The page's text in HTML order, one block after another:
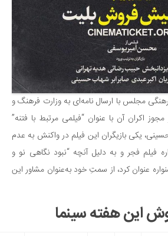
با ارسال نامه‌ای به وزارت فرهنگ و
عنوان “فیلمی مرتبط با فتنه”
بازیگران این فیلم در واکنش به عدم
دلیل آنچه “نبود نگاهی نو و
از سمتِ خود به‌عنوان مشاور این
سینما